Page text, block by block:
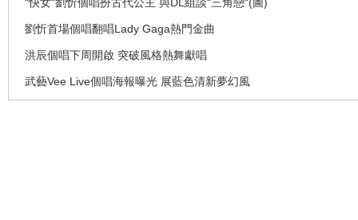
劉忻首場個唱翻唱Lady Gaga熱門金曲
洪辰個唱下周開啟 突破風格熱舞獻唱
武藝Vee Live個唱海報曝光 展藍色清新夢幻風